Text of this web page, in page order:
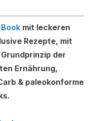
mit leckeren
Rezepte, mit
der
Ernährung,
& paleokonforme